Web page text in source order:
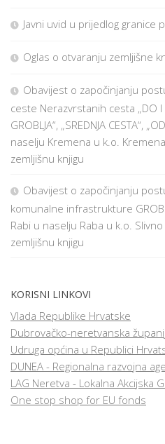
Javni uvid u prijedlog granice
Oglas o otvaranju zemljišne
Obavijest o započinjanju
ceste Nerazvrstanih cesta „DO I
GROBLJA“, „SREDNJA CESTA“,
naselju Kremena u k.o.
zemljišnu knjigu
Obavijest o započinjanju
komunalne infrastrukture
Rabi u naselju Raba u k.o.
zemljišnu knjigu
KORISNI LINKOVI
Vlada Republike Hrvatske
Dubrovačko-neretvanska
Udruga općina u Republici
DUNEA - Regionalna razvojna
LAG Neretva - Lokalna Akcijska
One stop shop for EU fonds